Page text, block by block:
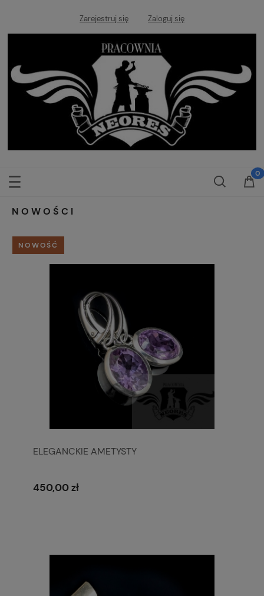
Zarejestruj się Zaloguj się
NOWOŚCI
ELEGANCKIE AMETYSTY
450,00 zł
NOWOŚĆ